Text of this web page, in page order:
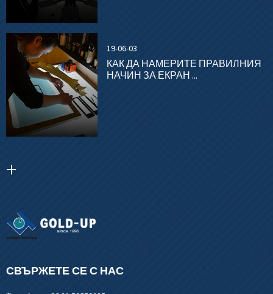
19-06-03
КАК ДА НАМЕРИТЕ ПРАВИЛНИЯ
НАЧИН ЗА ЕКРАН ...
СВЪРЖЕТЕ СЕ С НАС